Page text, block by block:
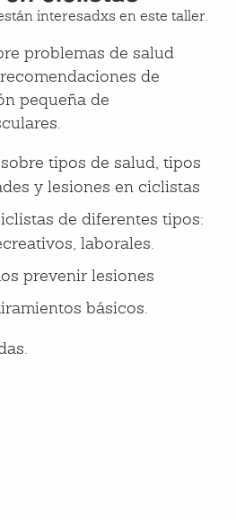
interesadxs en este taller.
problemas de salud
de
pequeña de
tipos de salud, tipos
y lesiones en ciclistas
de diferentes tipos:
laborales.
prevenir lesiones
básicos.